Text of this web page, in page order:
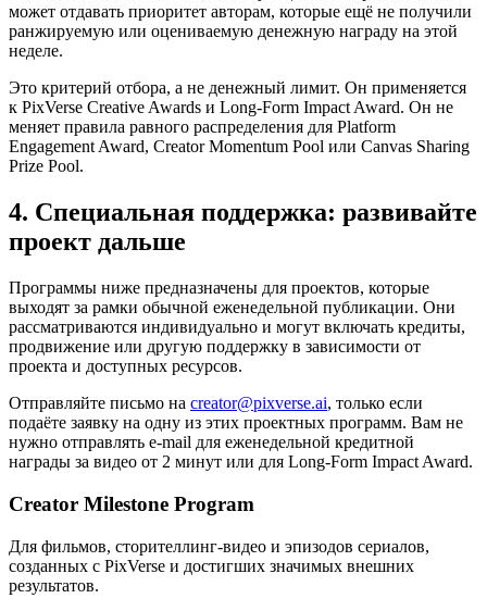
может отдавать приоритет авторам, которые ещё не получили
ранжируемую или оцениваемую денежную награду на этой
неделе.
Это критерий отбора, а не денежный лимит. Он применяется
к PixVerse Creative Awards и Long-Form Impact Award. Он не
меняет правила равного распределения для Platform
Engagement Award, Creator Momentum Pool или Canvas Sharing
Prize Pool.
4. Специальная поддержка: развивайте
проект дальше
Программы ниже предназначены для проектов, которые
выходят за рамки обычной еженедельной публикации. Они
рассматриваются индивидуально и могут включать кредиты,
продвижение или другую поддержку в зависимости от
проекта и доступных ресурсов.
Отправляйте письмо на creator@pixverse.ai, только если
подаёте заявку на одну из этих проектных программ. Вам не
нужно отправлять e-mail для еженедельной кредитной
награды за видео от 2 минут или для Long-Form Impact Award.
Creator Milestone Program
Для фильмов, сторителлинг-видео и эпизодов сериалов,
созданных с PixVerse и достигших значимых внешних
результатов.